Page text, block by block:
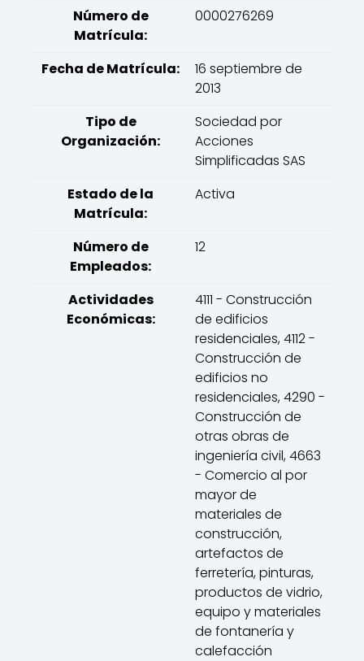
Número de
Matrícula:
0000276269
Fecha de Matrícula:
16 septiembre de
2013
Tipo de
Organización:
Sociedad por
Acciones
Simplificadas SAS
Estado de la
Matrícula:
Activa
Número de
Empleados:
12
Actividades
Económicas:
4111 - Construcción
de edificios
residenciales, 4112 -
Construcción de
edificios no
residenciales, 4290 -
Construcción de
otras obras de
ingeniería civil, 4663
- Comercio al por
mayor de
materiales de
construcción,
artefactos de
ferretería, pinturas,
productos de vidrio,
equipo y materiales
de fontanería y
calefacción